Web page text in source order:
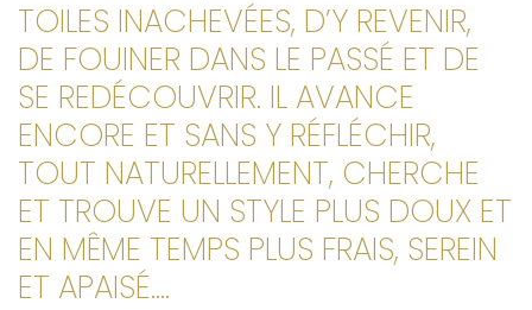
TOILES INACHEVÉES, D’Y REVENIR,
DE FOUINER DANS LE PASSÉ ET DE
SE REDÉCOUVRIR. IL AVANCE
ENCORE ET SANS Y RÉFLÉCHIR,
TOUT NATURELLEMENT, CHERCHE
ET TROUVE UN STYLE PLUS DOUX ET
EN MÊME TEMPS PLUS FRAIS, SEREIN
ET APAISÉ….